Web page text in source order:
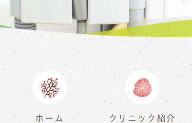
ホーム クリニック紹介